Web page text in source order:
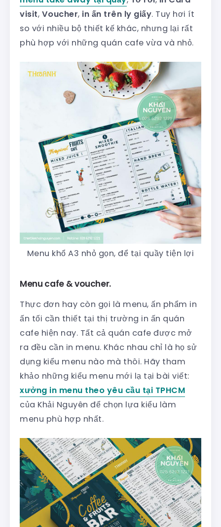
visit, Voucher, in ấn trên ly giấy. Tuy hơi ít
so với nhiều bộ thiết kế khác, nhưng lại rất
phù hợp với những quán cafe vừa và nhỏ.
Menu khổ A3 nhỏ gọn, để tại quầy tiện lợi
Menu cafe & voucher.
Thực đơn hay còn gọi là menu, ấn phẩm in
ấn tối cần thiết tại thị trường in ấn quán
cafe hiện nay. Tất cả quán cafe được mở
ra đều cần in menu. Khác nhau chỉ là họ sử
dụng kiểu menu nào mà thôi. Hãy tham
khảo những kiểu menu mới lạ tại bài viết:
xưởng in menu theo yêu cầu tại TPHCM
của Khải Nguyên để chọn lựa kiểu làm
menu phù hợp nhất.